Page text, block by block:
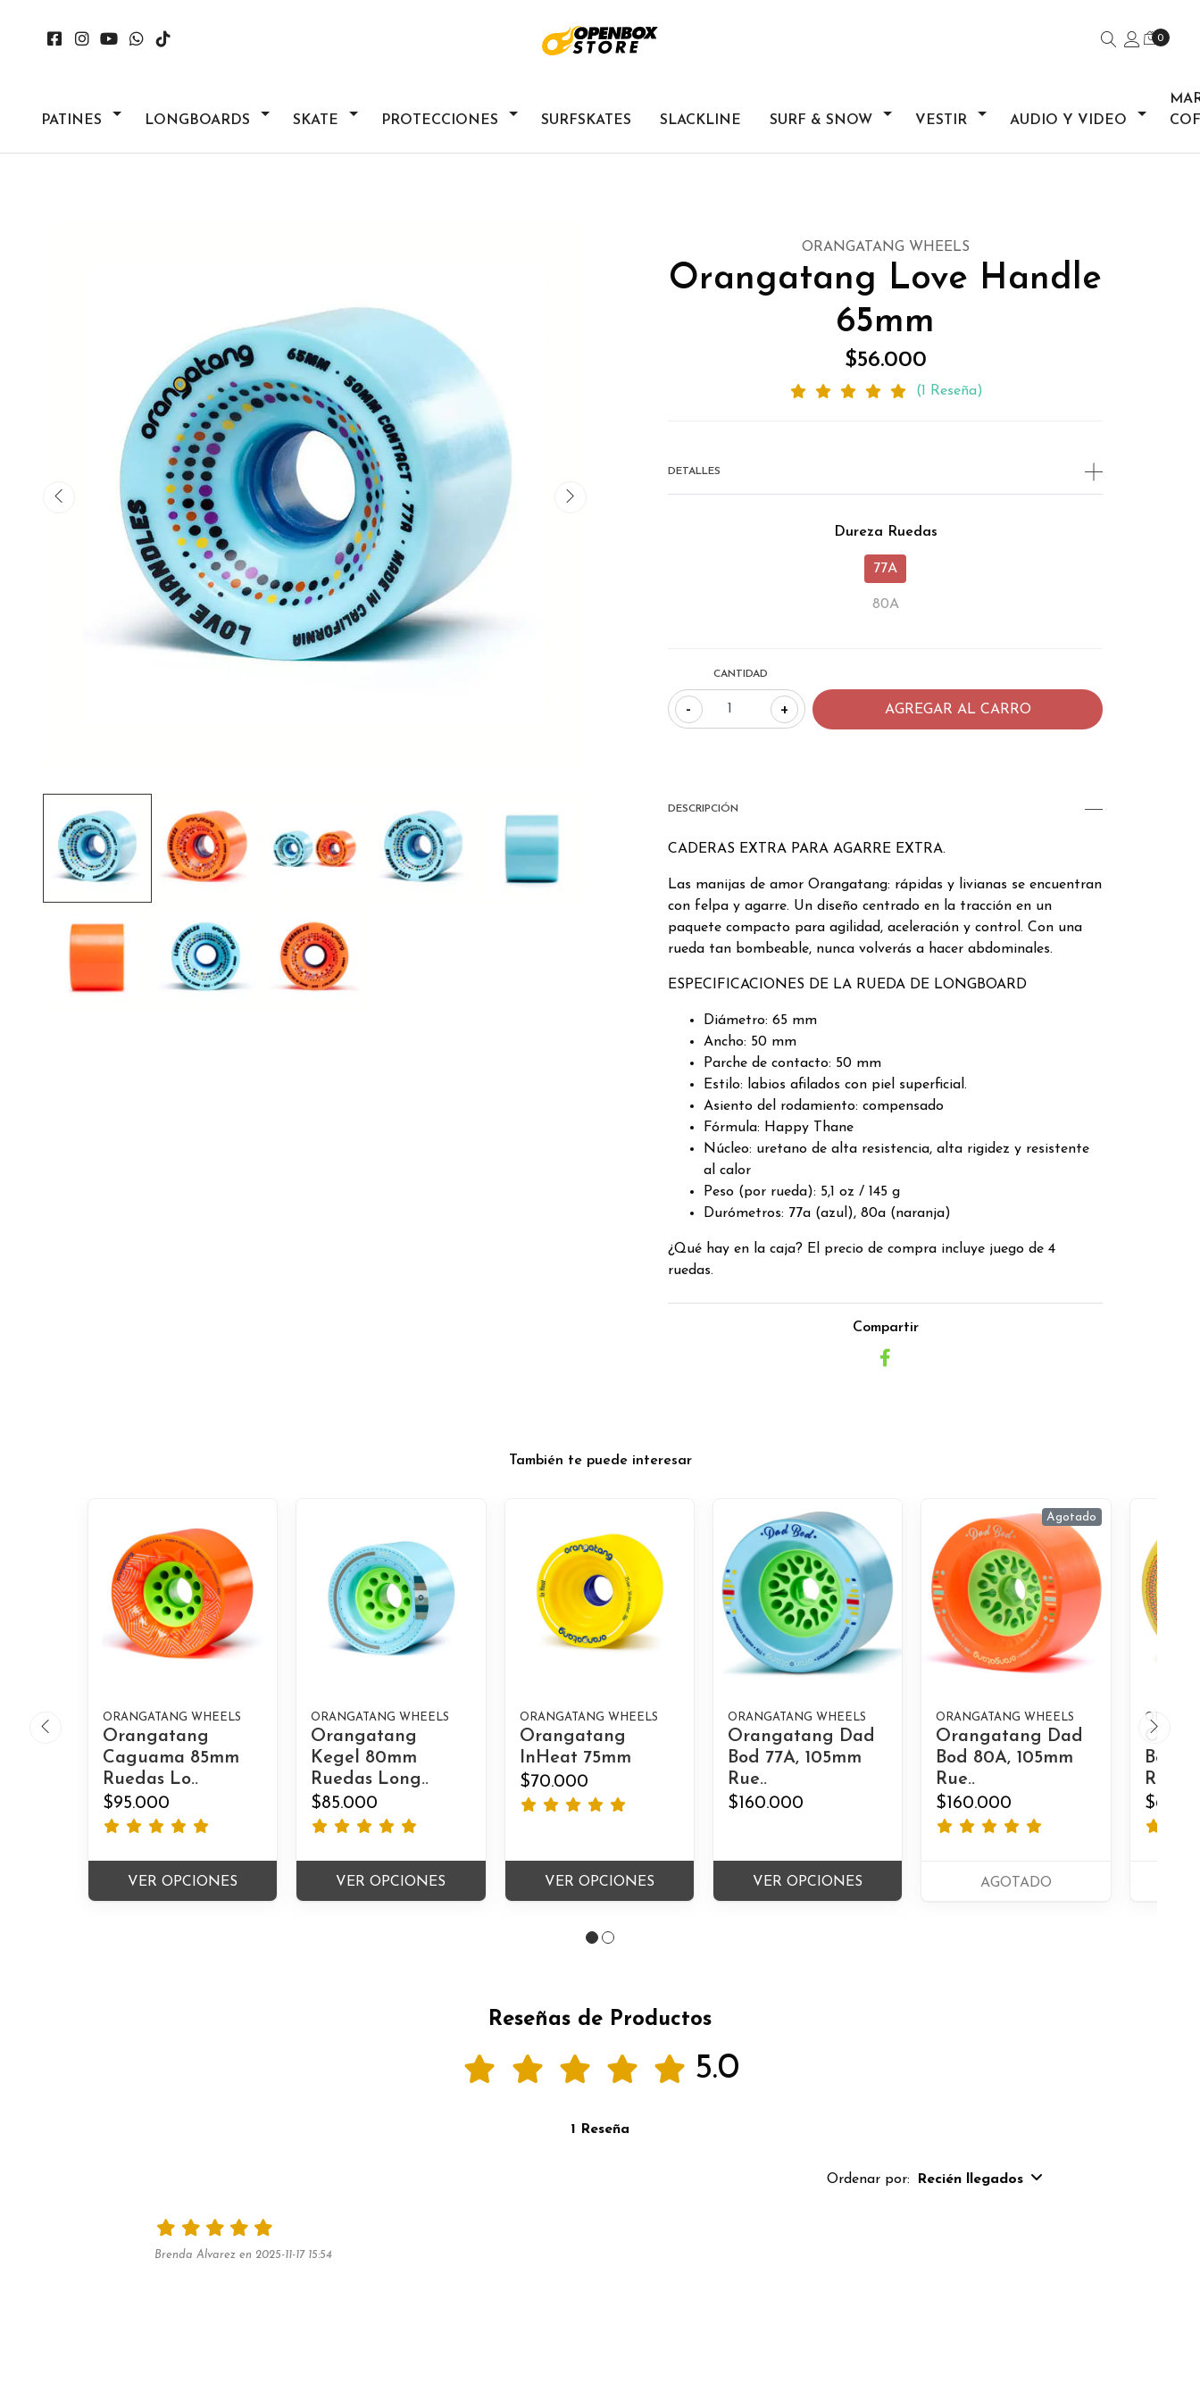
0
PATINES LONGBOARDS SKATE PROTECCIONES SURFSKATES SLACKLINE SURF & SNOW VESTIR AUDIO Y VIDEO
ORANGATANG WHEELS
Orangatang Love Handle
65mm
$56.000
(1 Reseña)
DETALLES
Dureza Ruedas
77A
80A
CANTIDAD
- +
DESCRIPCIÓN
CADERAS EXTRA PARA AGARRE EXTRA.
Las manijas de amor Orangatang: rápidas y livianas se encuentran
con felpa y agarre. Un diseño centrado en la tracción en un
paquete compacto para agilidad, aceleración y control. Con una
rueda tan bombeable, nunca volverás a hacer abdominales.
ESPECIFICACIONES DE LA RUEDA DE LONGBOARD
Diámetro: 65 mm
Ancho: 50 mm
Parche de contacto: 50 mm
Estilo: labios afilados con piel superficial.
Asiento del rodamiento: compensado
Fórmula: Happy Thane
Núcleo: uretano de alta resistencia, alta rigidez y resistente
al calor
Peso (por rueda): 5,1 oz / 145 g
Durómetros: 77a (azul), 80a (naranja)
¿Qué hay en la caja? El precio de compra incluye juego de 4
ruedas.
Compartir
También te puede interesar
ORANGATANG WHEELS
Orangatang
Caguama 85mm
Ruedas Lo..
$95.000
VER OPCIONES
ORANGATANG WHEELS
Orangatang
Kegel 80mm
Ruedas Long..
$85.000
VER OPCIONES
ORANGATANG WHEELS
Orangatang
InHeat 75mm
$70.000
VER OPCIONES
ORANGATANG WHEELS
Orangatang Dad
Bod 77A, 105mm
Rue..
$160.000
VER OPCIONES
Agotado
ORANGATANG WHEELS
Orangatang Dad
Bod 80A, 105mm
Rue..
$160.000
AGOTADO
Reseñas de Productos
5.0
1 Reseña
Ordenar por: Recién llegados
Brenda Alvarez en 2025-11-17 15:54